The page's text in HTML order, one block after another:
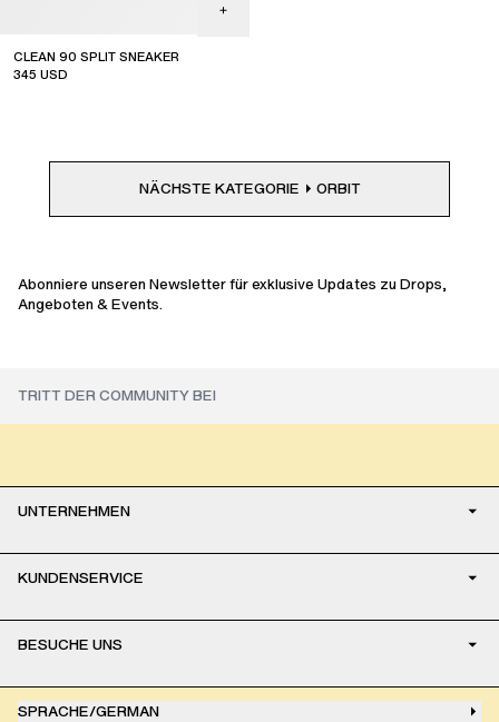
CLEAN 90 SPLIT SNEAKER
345 USD
NÄCHSTE KATEGORIE ORBIT
Abonniere unseren Newsletter für exklusive Updates zu Drops,
Angeboten & Events.
UNTERNEHMEN
KUNDENSERVICE
BESUCHE UNS
SPRACHE/GERMAN